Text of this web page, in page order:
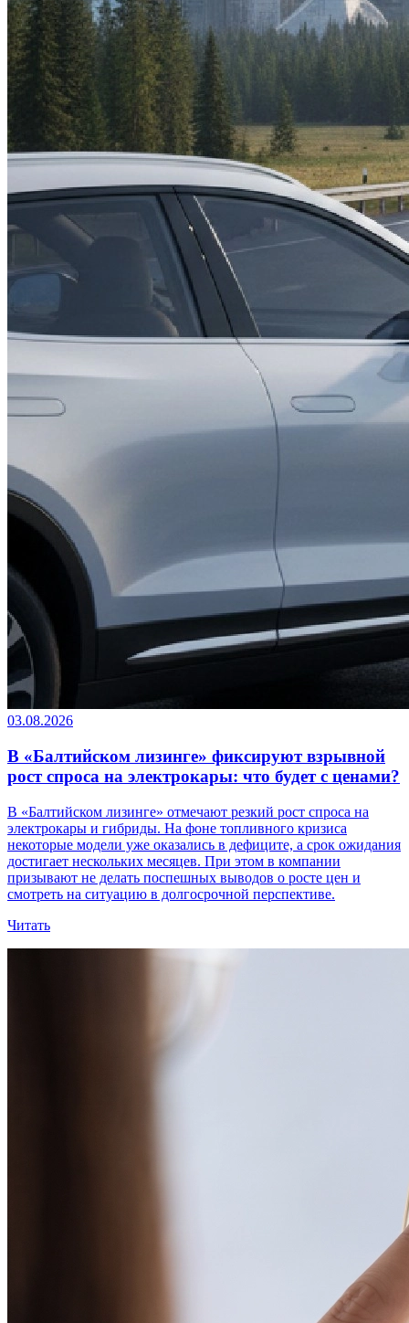
03.08.2026
В «Балтийском лизинге» фиксируют взрывной
рост спроса на электрокары: что будет с ценами?
В «Балтийском лизинге» отмечают резкий рост спроса на
электрокары и гибриды. На фоне топливного кризиса
некоторые модели уже оказались в дефиците, а срок ожидания
достигает нескольких месяцев. При этом в компании
призывают не делать поспешных выводов о росте цен и
смотреть на ситуацию в долгосрочной перспективе.
Читать